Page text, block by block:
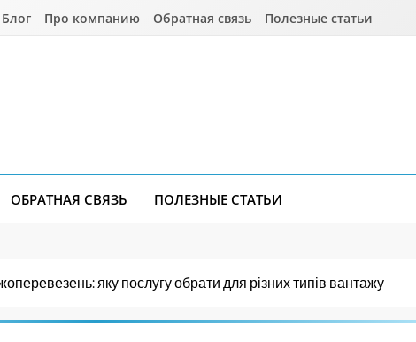
Блог Про компанию Обратная связь Полезные статьи
ОБРАТНАЯ СВЯЗЬ ПОЛЕЗНЫЕ СТАТЬИ
яку послугу обрати для різних типів вантажу